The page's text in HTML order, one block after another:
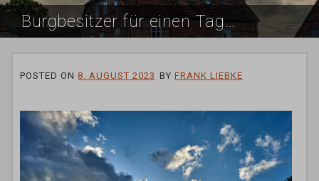
Burgbesitzer für einen Tag…
POSTED ON 8. AUGUST 2023 BY FRANK LIEBKE